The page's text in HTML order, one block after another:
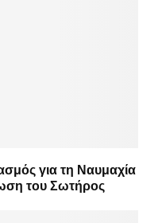
για τη Ναυμαχία
του Σωτήρος